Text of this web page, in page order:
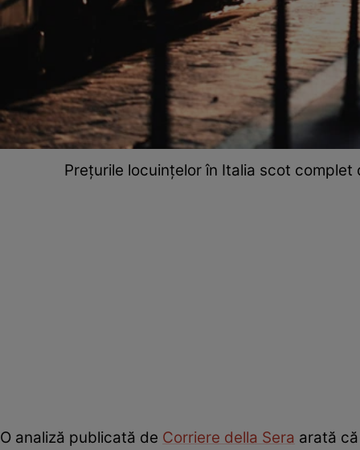
Prețurile locuințelor în Italia scot
O analiză publicată de Corriere della Sera arată